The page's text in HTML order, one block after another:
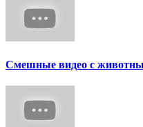
Смешные видео с